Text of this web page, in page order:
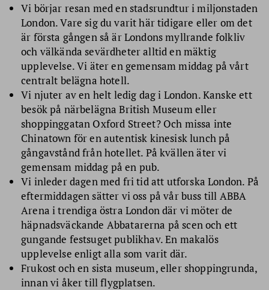
Vi börjar resan med en stadsrundtur i miljonstaden
London. Vare sig du varit här tidigare eller om det
är första gången så är Londons myllrande folkliv
och välkända sevärdheter alltid en mäktig
upplevelse. Vi äter en gemensam middag på vårt
centralt belägna hotell.
Vi njuter av en helt ledig dag i London. Kanske ett
besök på närbelägna British Museum eller
shoppinggatan Oxford Street? Och missa inte
Chinatown för en autentisk kinesisk lunch på
gångavstånd från hotellet. På kvällen äter vi
gemensam middag på en pub.
Vi inleder dagen med fri tid att utforska London. På
eftermiddagen sätter vi oss på vår buss till ABBA
Arena i trendiga östra London där vi möter de
häpnadsväckande Abbatarerna på scen och ett
gungande festsuget publikhav. En makalös
upplevelse enligt alla som varit där.
Frukost och en sista museum, eller shoppingrunda,
innan vi åker till flygplatsen.